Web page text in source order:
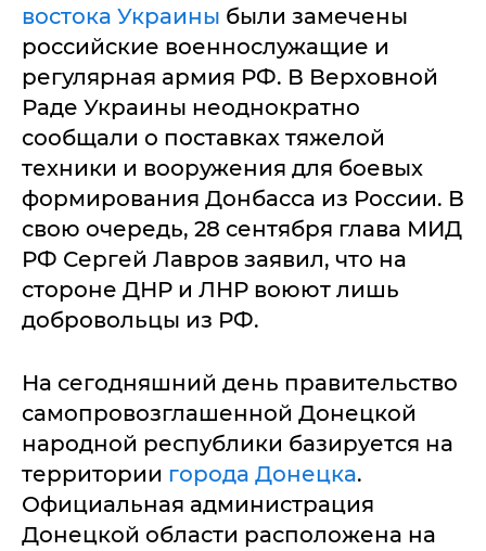
востока Украины были замечены
российские военнослужащие и
регулярная армия РФ. В Верховной
Раде Украины неоднократно
сообщали о поставках тяжелой
техники и вооружения для боевых
формирования Донбасса из России. В
свою очередь, 28 сентября глава МИД
РФ Сергей Лавров заявил, что на
стороне ДНР и ЛНР воюют лишь
добровольцы из РФ.
На сегодняшний день правительство
самопровозглашенной Донецкой
народной республики базируется на
территории города Донецка.
Официальная администрация
Донецкой области расположена на